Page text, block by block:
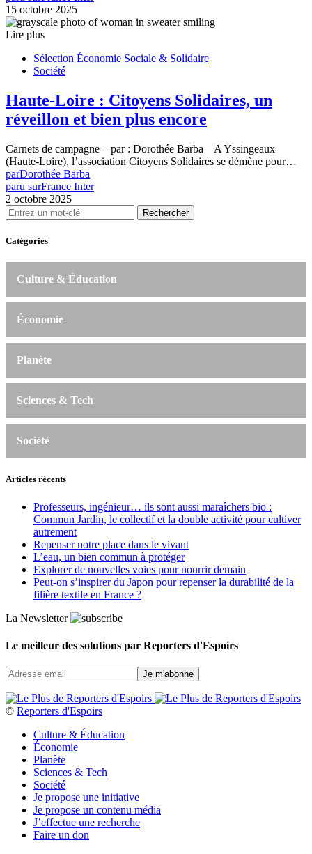
15 octobre 2025
Lire plus
Sélection Économie Sociale & Solidaire
Société
Haute-Loire : Citoyens Solidaires, un
réveillon et bien plus encore
Carnets de campagne – par : Dorothée Barba – A Yssingeaux
(Haute-Loire), l’association Citoyens Solidaires se démène pour…
parDorothée Barba
paru surFrance Inter
2 octobre 2025
Rechercher
Catégories
Culture & Éducation
Économie
Planète
Sciences & Tech
Société
Articles récents
Professeurs, ingénieur… ils sont aussi maraîchers bio :
Commun Jardin, le collectif et la double activité pour cultiver
autrement
Repenser notre place dans le vivant
L’eau, un bien commun à protéger
Explorer de nouvelles voies pour nourrir demain
Peut‑on s’inspirer du Japon pour repenser la durabilité de la
filière textile en France ?
La Newsletter
Le meilleur des solutions par Reporters d'Espoirs
© Reporters d'Espoirs
Culture & Éducation
Économie
Planète
Sciences & Tech
Société
Je propose une initiative
Je propose un contenu média
J’effectue une recherche
Faire un don